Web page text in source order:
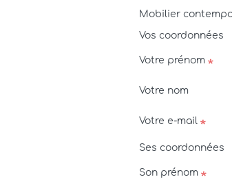
Mobilier
Vos coordonnées
Votre prénom
Votre nom
Votre e-mail
Ses coordonnées
Son prénom